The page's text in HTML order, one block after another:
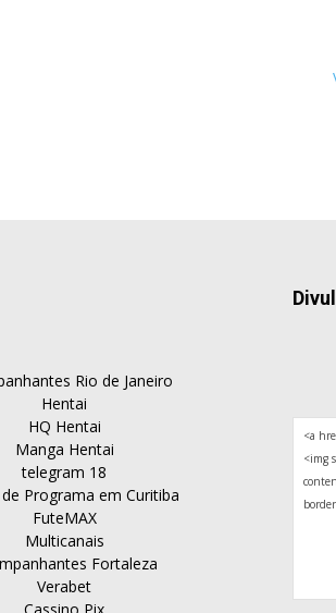
Rio de Janeiro
Hentai
HQ Hentai
Manga Hentai
telegram 18
Programa em Curitiba
FuteMAX
Multicanais
Fortaleza
Verabet